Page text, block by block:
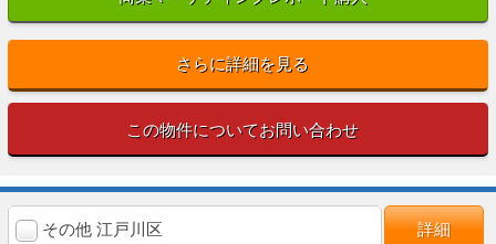
さらに詳細を見る
この物件についてお問い合わせ
その他 江戸川区 詳細